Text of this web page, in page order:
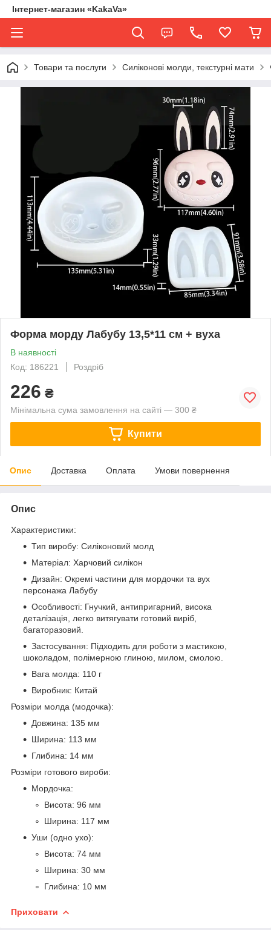
Інтернет-магазин «KakaVa»
Товари та послуги Силіконові молди, текстурні мати
Форма морду Лабубу 13,5*11 см + вуха
В наявності
Код: 186221
Роздріб
226 ₴
Мінімальна сума замовлення на сайті — 300 ₴
Купити
Опис Доставка Оплата Умови повернення
Опис
Характеристики:
Тип виробу: Силіконовий молд
Матеріал: Харчовий силікон
Дизайн: Окремі частини для мордочки та вух
персонажа Лабубу
Особливості: Гнучкий, антипригарний, висока
деталізація, легко витягувати готовий виріб,
багаторазовий.
Застосування: Підходить для роботи з мастикою,
шоколадом, полімерною глиною, милом, смолою.
Вага молда: 110 г
Виробник: Китай
Розміри молда (модочка):
Довжина: 135 мм
Ширина: 113 мм
Глибина: 14 мм
Розміри готового вироби:
Мордочка:
Висота: 96 мм
Ширина: 117 мм
Уши (одно ухо):
Висота: 74 мм
Ширина: 30 мм
Глибина: 10 мм
Приховати